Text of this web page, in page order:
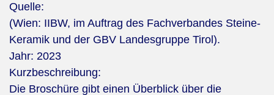
Quelle:
(Wien: IIBW, im Auftrag des Fachverbandes Steine-
Keramik und der GBV Landesgruppe Tirol).
Jahr: 2023
Kurzbeschreibung:
Die Broschüre gibt einen Überblick über die